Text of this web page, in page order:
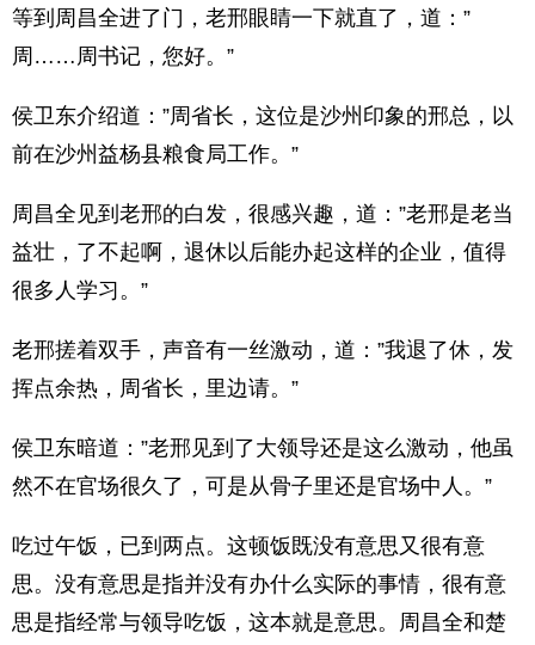
等到周昌全进了门，老邢眼睛一下就直了，道：”
周……周书记，您好。”
侯卫东介绍道：”周省长，这位是沙州印象的邢总，以
前在沙州益杨县粮食局工作。”
周昌全见到老邢的白发，很感兴趣，道：”老邢是老当
益壮，了不起啊，退休以后能办起这样的企业，值得
很多人学习。”
老邢搓着双手，声音有一丝激动，道：”我退了休，发
挥点余热，周省长，里边请。”
侯卫东暗道：”老邢见到了大领导还是这么激动，他虽
然不在官场很久了，可是从骨子里还是官场中人。”
吃过午饭，已到两点。这顿饭既没有意思又很有意
思。没有意思是指并没有办什么实际的事情，很有意
思是指经常与领导吃饭，这本就是意思。周昌全和楚